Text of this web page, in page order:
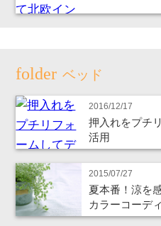
ベッド
2016/12/17
押入れをプチ
活用
2015/07/27
夏本番！涼を
カラーコーデ